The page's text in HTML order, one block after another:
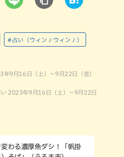
#占い（ウィン♪ウィン♪）
年9月16日（土）～9月22日（金）
い 2023年9月16日（土）～9月22日
わる濃厚魚ダシ！「帆掛